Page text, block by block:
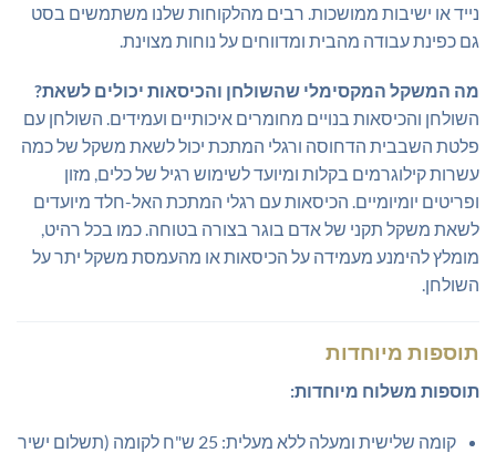
נייד או ישיבות ממושכות. רבים מהלקוחות שלנו משתמשים בסט
גם כפינת עבודה מהבית ומדווחים על נוחות מצוינת.
מה המשקל המקסימלי שהשולחן והכיסאות יכולים לשאת?
השולחן והכיסאות בנויים מחומרים איכותיים ועמידים. השולחן עם
פלטת השבבית הדחוסה ורגלי המתכת יכול לשאת משקל של כמה
עשרות קילוגרמים בקלות ומיועד לשימוש רגיל של כלים, מזון
ופריטים יומיומיים. הכיסאות עם רגלי המתכת האל-חלד מיועדים
לשאת משקל תקני של אדם בוגר בצורה בטוחה. כמו בכל רהיט,
מומלץ להימנע מעמידה על הכיסאות או מהעמסת משקל יתר על
השולחן.
תוספות מיוחדות
תוספות משלוח מיוחדות:
קומה שלישית ומעלה ללא מעלית: 25 ש"ח לקומה (תשלום ישיר